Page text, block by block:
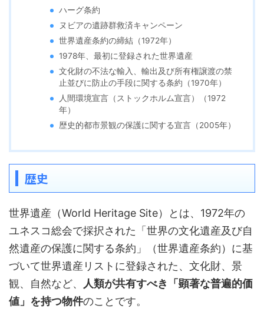
ハーグ条約
ヌビアの遺跡群救済キャンペーン
世界遺産条約の締結（1972年）
1978年、最初に登録された世界遺産
文化財の不法な輸入、輸出及び所有権譲渡の禁
止並びに防止の手段に関する条約（1970年）
人間環境宣言（ストックホルム宣言）（1972
年）
歴史的都市景観の保護に関する宣言（2005年）
歴史
世界遺産（World Heritage Site）とは、1972年の
ユネスコ総会で採択された「世界の文化遺産及び自
然遺産の保護に関する条約」（世界遺産条約）に基
づいて世界遺産リストに登録された、文化財、景
観、自然など、
人類が共有すべき「顕著な普遍的価
値」を持つ物件のことです。